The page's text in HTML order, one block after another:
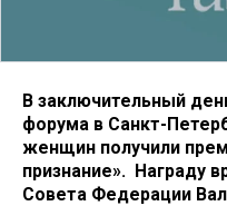
В заключительный
форума в Санкт-
женщин получили
признание». Награду
Совета Федерации